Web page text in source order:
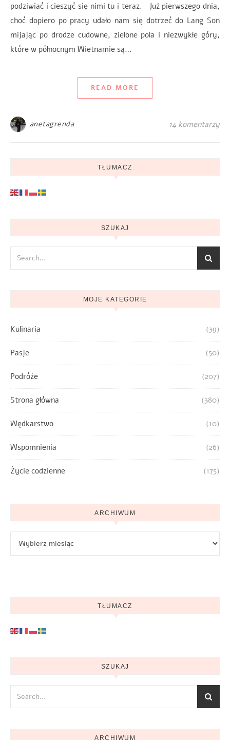
podziwiać i cieszyć się nimi tu i teraz. Już pierwszego dnia,
choć dopiero po pracy udało nam się dotrzeć do Lang Son
mijając po drodze cudowne, zielone pola i niezwykłe góry,
które w północnym Wietnamie są…
READ MORE
anetagrenda 14 komentarzy
TŁUMACZ
SZUKAJ
MOJE KATEGORIE
Kulinaria (39)
Pasje (50)
Podróże (207)
Strona główna (380)
Wędkarstwo (10)
Wspomnienia (26)
Życie codzienne (175)
ARCHIWUM
TŁUMACZ
SZUKAJ
ARCHIWUM